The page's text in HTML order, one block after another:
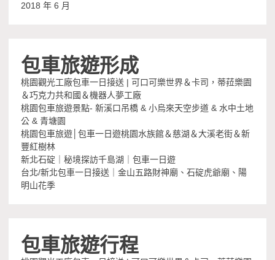
2018 年 6 月
包車旅遊形成
桃園觀光工廠包車一日接送 | 可口可樂世界＆卡司，蒂菈樂園
＆巧克力共和國＆機器人夢工廠
桃園包車旅遊景點- 新溪口吊橋 & 小烏來天空步道 & 水中土地
公 & 青塘園
桃園包車旅遊│包車一日遊桃園水族館＆慈湖＆大溪老街＆新
豐紅樹林
新北石碇｜秘境探訪千島湖｜包車一日遊
台北/新北包車一日接送｜金山五路財神廟、石碇虎爺廟、陽
明山花季
包車旅遊行程